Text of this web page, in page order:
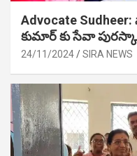
Advocate
కుమార్ కు సేవా
24/11/2024 SIRA NEWS